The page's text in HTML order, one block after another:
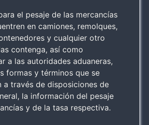
el pesaje de las mercancías
en camiones, remolques,
y cualquier otro
contenga, así como
a las autoridades aduaneras,
formas y términos que se
a través de disposiciones de
la información del pesaje
y de la tasa respectiva.